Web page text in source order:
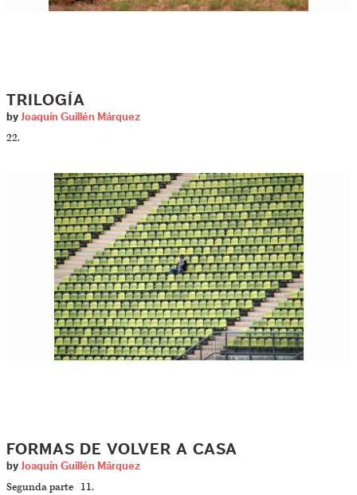
TRILOGÍA
by Joaquín Guillén Márquez
22.
FORMAS DE VOLVER A CASA
by Joaquín Guillén Márquez
Segunda parte 11.